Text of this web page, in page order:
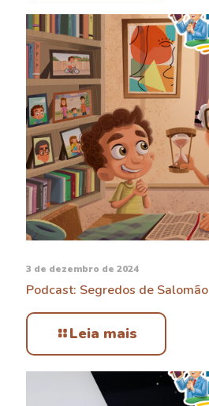
3 de dezembro de 2024
Podcast: Segredos de Salomão
Leia mais